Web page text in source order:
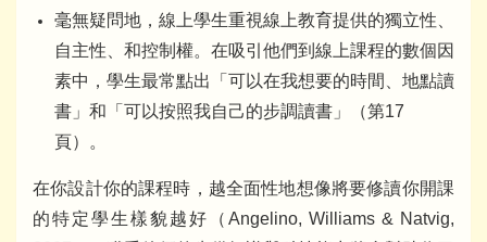
毫無疑問地，線上學生重視線上教育提供的獨立性、
自主性、和控制權。在吸引他們到線上課程的數個因
素中，學生最常點出「可以在我想要的時間、地點讀
書」和「可以按照我自己的步調讀書」（第17
頁）。
在你設計你的課程時，越全面性地想像將要修讀你開課
的特定學生樣貌越好（Angelino, Williams & Natvig,